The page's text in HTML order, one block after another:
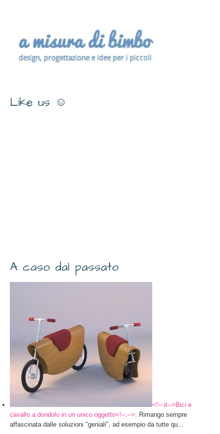
Like us ☺
A caso dal passato
<!--:it-->Bici e
cavallo a dondolo in un unico oggetto<!--:-->: Rimango sempre
affascinata dalle soluzioni "geniali", ad esempio da tutte qu...